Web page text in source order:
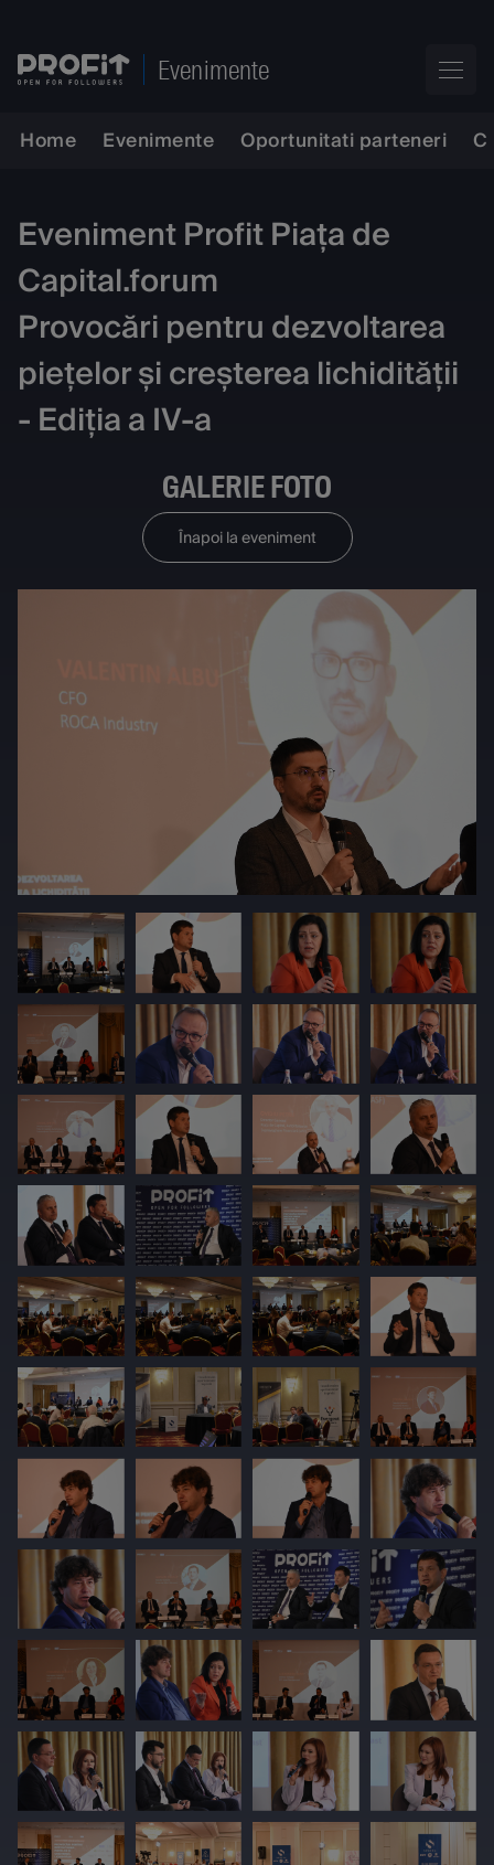
Evenimente
Home Evenimente Oportunitati parteneri
Eveniment Profit Piața de
Capital.forum
Provocări pentru dezvoltarea
piețelor și creșterea lichidității
- Ediția a IV-a
GALERIE FOTO
Înapoi la eveniment